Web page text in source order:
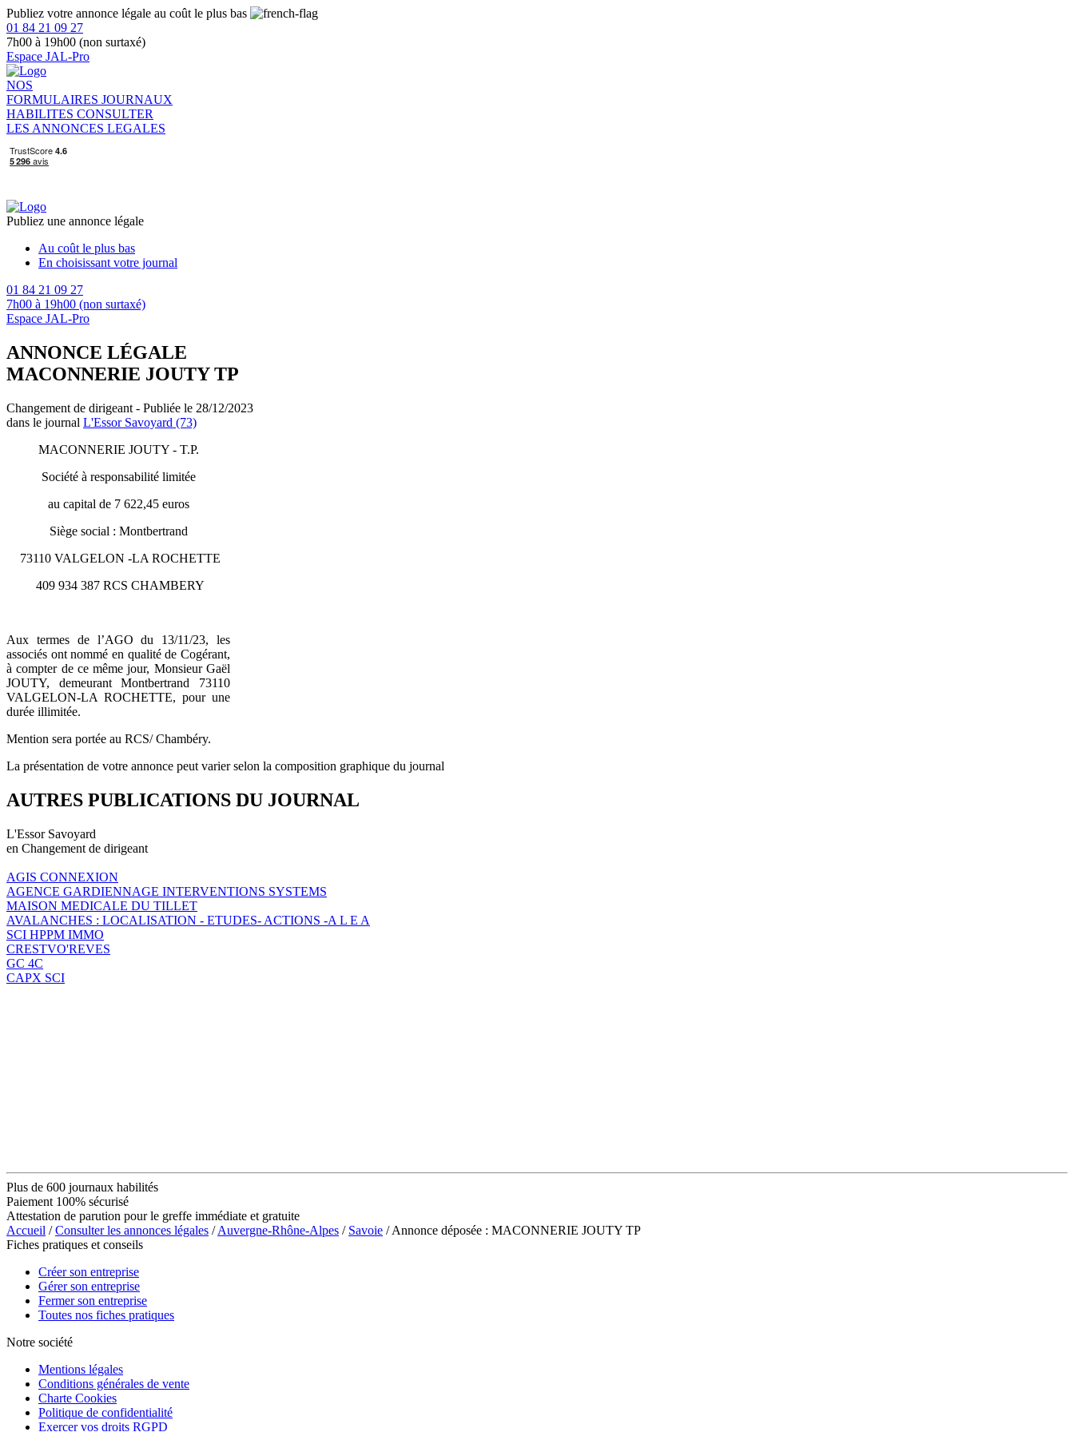
Publiez votre annonce légale au coût le plus bas
01 84 21 09 27
7h00 à 19h00 (non surtaxé)
Espace JAL-Pro
NOS
FORMULAIRES JOURNAUX
HABILITES CONSULTER
LES ANNONCES LEGALES
Publiez une annonce légale
Au coût le plus bas
En choisissant votre journal
01 84 21 09 27
7h00 à 19h00 (non surtaxé)
Espace JAL-Pro
ANNONCE LÉGALE
MACONNERIE JOUTY TP
Changement de dirigeant - Publiée le 28/12/2023
dans le journal L'Essor Savoyard (73)
MACONNERIE JOUTY - T.P.
Société à responsabilité limitée
au capital de 7 622,45 euros
Siège social : Montbertrand
73110 VALGELON -LA ROCHETTE
409 934 387 RCS CHAMBERY
Aux termes de l’AGO du 13/11/23, les
associés ont nommé en qualité de Cogérant,
à compter de ce même jour, Monsieur Gaël
JOUTY, demeurant Montbertrand 73110
VALGELON-LA ROCHETTE, pour une
durée illimitée.
Mention sera portée au RCS/ Chambéry.
La présentation de votre annonce peut varier selon la composition graphique du journal
AUTRES PUBLICATIONS DU JOURNAL
L'Essor Savoyard
en Changement de dirigeant
AGIS CONNEXION
AGENCE GARDIENNAGE INTERVENTIONS SYSTEMS
MAISON MEDICALE DU TILLET
AVALANCHES : LOCALISATION - ETUDES- ACTIONS -A L E A
SCI HPPM IMMO
CRESTVO'REVES
GC 4C
CAPX SCI
Plus de 600 journaux habilités
Paiement 100% sécurisé
Attestation de parution pour le greffe immédiate et gratuite
Accueil /Consulter les annonces légales /Auvergne-Rhône-Alpes / Savoie / Annonce déposée : MACONNERIE JOUTY TP
Fiches pratiques et conseils
Créer son entreprise
Gérer son entreprise
Fermer son entreprise
Toutes nos fiches pratiques
Notre société
Mentions légales
Conditions générales de vente
Charte Cookies
Politique de confidentialité
Exercer vos droits RGPD